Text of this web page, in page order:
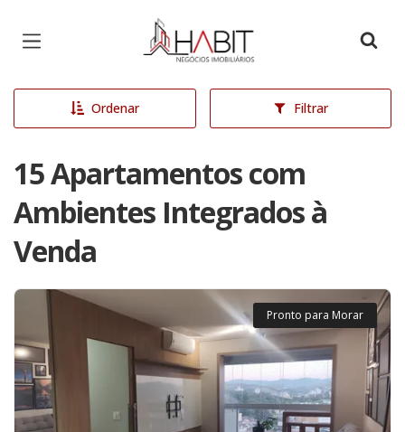
Página inicial
Ordenar Filtrar
15 Apartamentos com
Ambientes Integrados à
Venda
Pronto para Morar